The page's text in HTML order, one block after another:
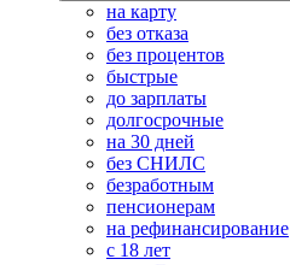
на карту
без отказа
без процентов
быстрые
до зарплаты
долгосрочные
на 30 дней
без СНИЛС
безработным
пенсионерам
на рефинансирование
с 18 лет